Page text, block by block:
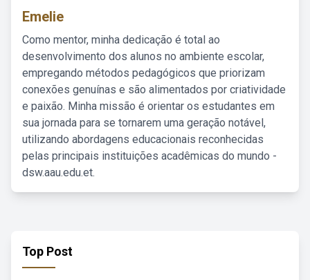
Emelie
Como mentor, minha dedicação é total ao
desenvolvimento dos alunos no ambiente escolar,
empregando métodos pedagógicos que priorizam
conexões genuínas e são alimentados por criatividade
e paixão. Minha missão é orientar os estudantes em
sua jornada para se tornarem uma geração notável,
utilizando abordagens educacionais reconhecidas
pelas principais instituições acadêmicas do mundo -
dsw.aau.edu.et.
Top Post